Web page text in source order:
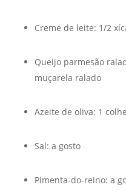
Creme de leite: 1/2
Queijo parmesão
muçarela ralado
Azeite de oliva: 1
Sal: a gosto
Pimenta-do-reino: a